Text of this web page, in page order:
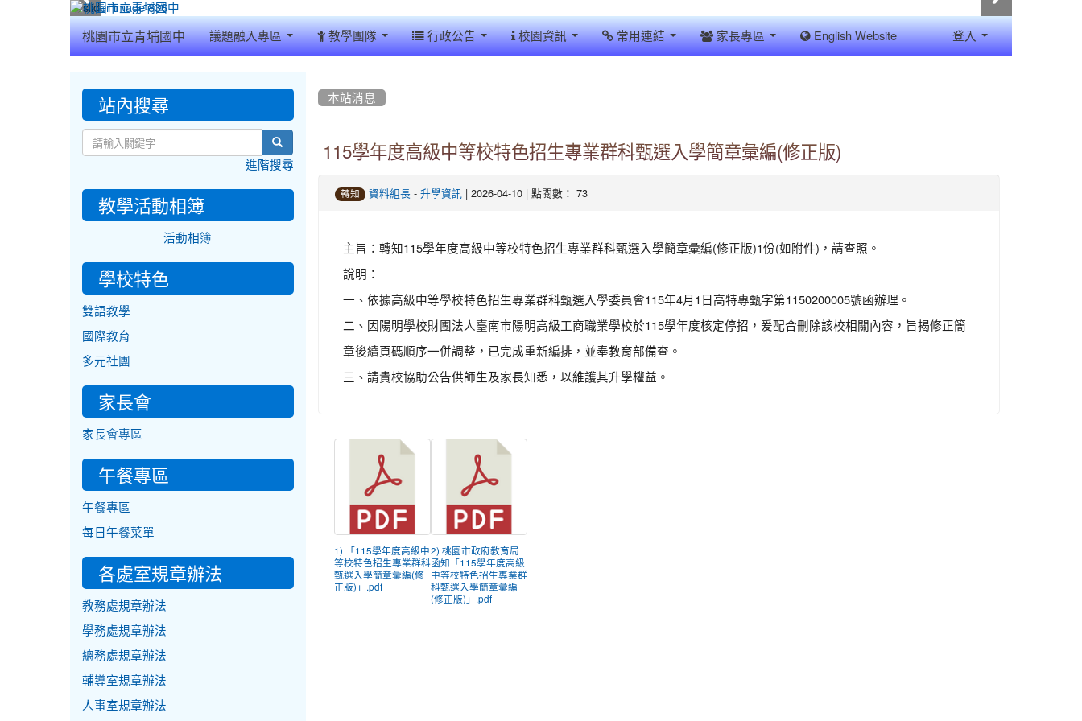
桃園市立青埔國中 議題融入專區 教學團隊 行政公告 校園資訊 常用連結 家長專區 English Website 登入
本站消息
115學年度高級中等校特色招生專業群科甄選入學簡章彙編(修正版)
轉知 資料組長- 升學資訊| 2026-04-10 | 點閱數： 73
主旨：轉知115學年度高級中等校特色招生專業群科甄選入學簡章彙編(修正版)1份(如附件)，請查照。
說明：
一、依據高級中等學校特色招生專業群科甄選入學委員會115年4月1日高特專甄字第1150200005號函辦理。
二、因陽明學校財團法人臺南市陽明高級工商職業學校於115學年度核定停招，爰配合刪除該校相關內容，旨揭修正簡
章後續頁碼順序一併調整，已完成重新編排，並奉教育部備查。
三、請貴校協助公告供師生及家長知悉，以維護其升學權益。
1) 「115學年度高級中
等校特色招生專業群科
甄選入學簡章彙編(修
正版)」.pdf
2) 桃園市政府教育局
函知「115學年度高級
中等校特色招生專業群
科甄選入學簡章彙編
(修正版)」.pdf
::: 站內搜尋
search
進階搜尋
教學活動相簿
活動相簿
學校特色
雙語教學
國際教育
多元社團
家長會
家長會專區
午餐專區
午餐專區
每日午餐菜單
各處室規章辦法
教務處規章辦法
學務處規章辦法
總務處規章辦法
輔導室規章辦法
人事室規章辦法